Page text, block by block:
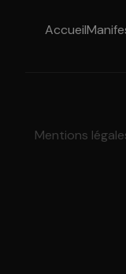
Accueil
Mentions